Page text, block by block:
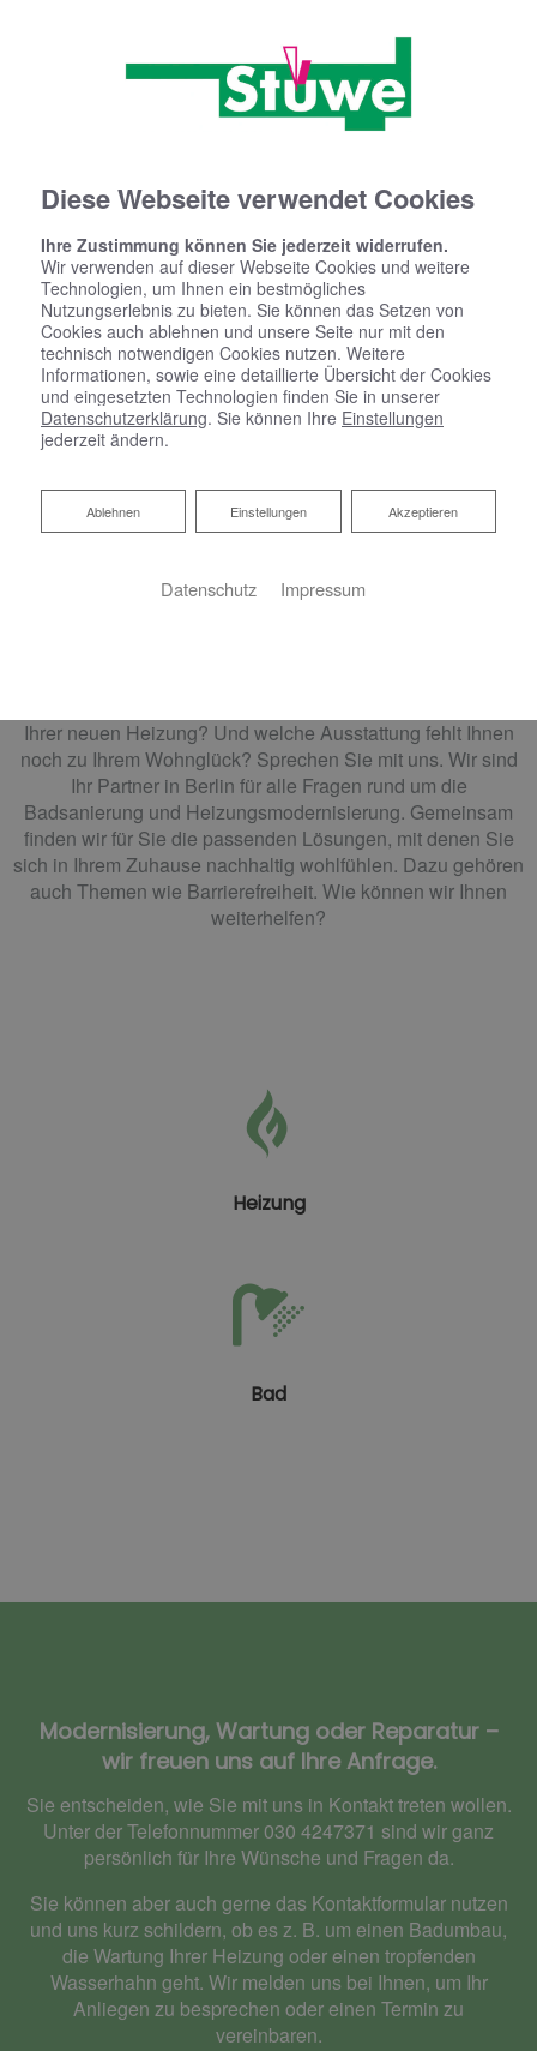
Klaus Stüwe GmbH – die Experten
Ihrer neuen Heizung? Und welche Ausstattung fehlt Ihnen
noch zu Ihrem Wohnglück? Sprechen Sie mit uns. Wir sind
Ihr Partner in Berlin für alle Fragen rund um die
Badsanierung und Heizungsmodernisierung. Gemeinsam
finden wir für Sie die passenden Lösungen, mit denen Sie
sich in Ihrem Zuhause nachhaltig wohlfühlen. Dazu gehören
auch Themen wie Barrierefreiheit. Wie können wir Ihnen
weiterhelfen?
Heizung
Bad
Modernisierung, Wartung oder Reparatur –
wir freuen uns auf Ihre Anfrage.
Sie entscheiden, wie Sie mit uns in Kontakt treten wollen.
Unter der Telefonnummer 030 4247371 sind wir ganz
persönlich für Ihre Wünsche und Fragen da.
Sie können aber auch gerne das Kontaktformular nutzen
und uns kurz schildern, ob es z. B. um einen Badumbau,
die Wartung Ihrer Heizung oder einen tropfenden
Wasserhahn geht. Wir melden uns bei Ihnen, um Ihr
Anliegen zu besprechen oder einen Termin zu
vereinbaren.
Diese Webseite verwendet Cookies
Ihre Zustimmung können Sie jederzeit widerrufen.
Wir verwenden auf dieser Webseite Cookies und weitere
Technologien, um Ihnen ein bestmögliches
Nutzungserlebnis zu bieten. Sie können das Setzen von
Cookies auch ablehnen und unsere Seite nur mit den
technisch notwendigen Cookies nutzen. Weitere
Informationen, sowie eine detaillierte Übersicht der Cookies
und eingesetzten Technologien finden Sie in unserer
Datenschutzerklärung. Sie können Ihre Einstellungen
jederzeit ändern.
Akzeptieren
Einstellungen
Ablehnen
Ablehnen
Datenschutz Impressum